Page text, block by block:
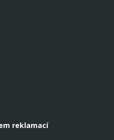
reklamací